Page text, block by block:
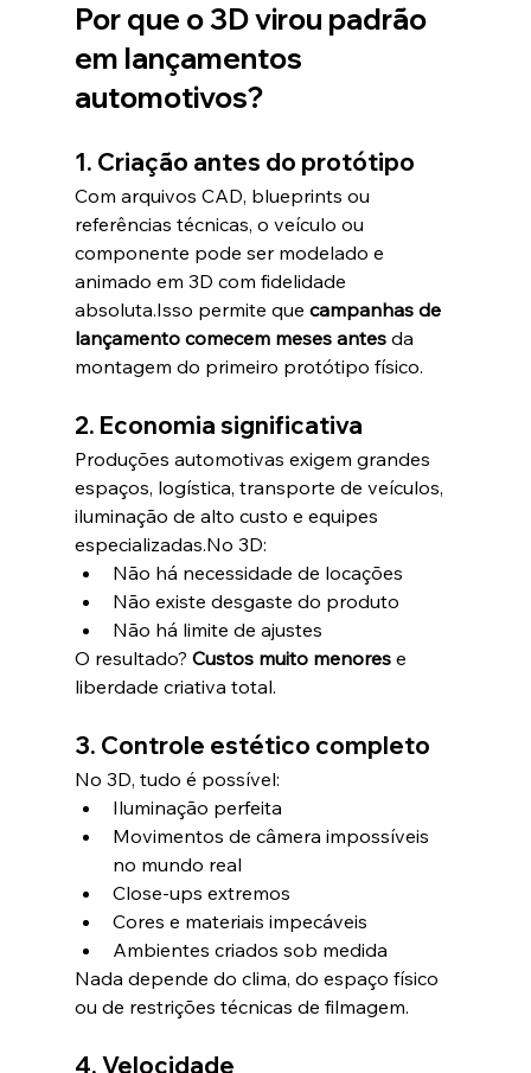
Por que o 3D virou padrão
em lançamentos
automotivos?
1. Criação antes do protótipo
Com arquivos CAD, blueprints ou
referências técnicas, o veículo ou
componente pode ser modelado e
animado em 3D com fidelidade
absoluta.Isso permite que campanhas de
lançamento comecem meses antes da
montagem do primeiro protótipo físico.
2. Economia significativa
Produções automotivas exigem grandes
espaços, logística, transporte de veículos,
iluminação de alto custo e equipes
especializadas.No 3D:
Não há necessidade de locações
Não existe desgaste do produto
Não há limite de ajustes
O resultado? Custos muito menores e
liberdade criativa total.
3. Controle estético completo
No 3D, tudo é possível:
Iluminação perfeita
Movimentos de câmera impossíveis
no mundo real
Close-ups extremos
Cores e materiais impecáveis
Ambientes criados sob medida
Nada depende do clima, do espaço físico
ou de restrições técnicas de filmagem.
4. Velocidade